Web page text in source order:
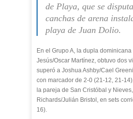
de Playa, que se
canchas de arena
playa de Juan Dolio.
En el Grupo A, la dupla
Jesús/Oscar Martínez, obtuvo dos
superó a Joshua Ashby/Cael
con marcador de 2-0 (21-12, 21-
la pareja de San Cristóbal y
Richards/Julián Bristol, en sets
16).